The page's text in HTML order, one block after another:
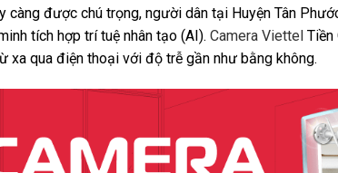
càng được chú trọng, người dân tại Huyện Tân
tích hợp trí tuệ nhân tạo (AI). Camera Viettel Tiền
xa qua điện thoại với độ trễ gần như bằng không.